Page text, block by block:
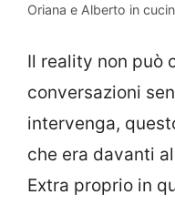
Oriana e Alberto in
Il reality non può
conversazioni
intervenga,
che era davanti
Extra proprio in